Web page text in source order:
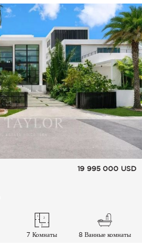
19 995 000 USD
7 Комнаты 8 Ванные комнаты